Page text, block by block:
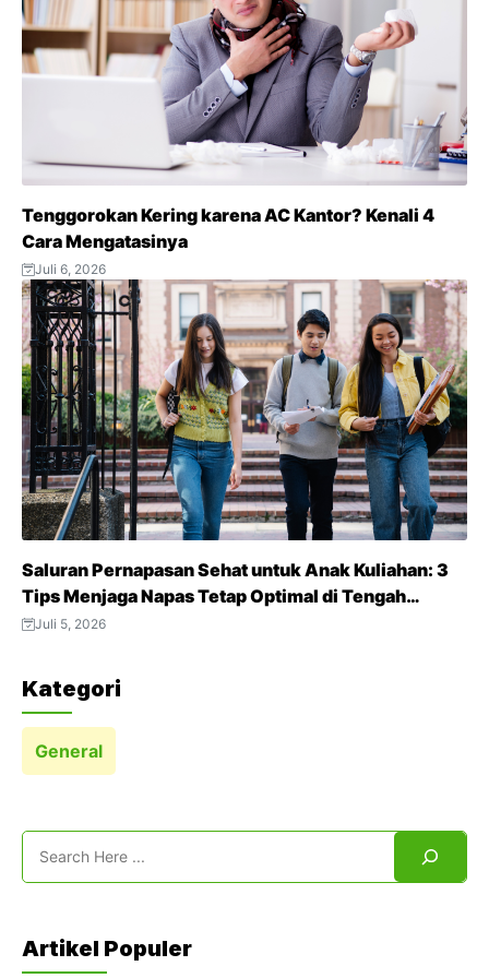
Tenggorokan Kering karena AC Kantor? Kenali 4
Cara Mengatasinya
Juli 6, 2026
Saluran Pernapasan Sehat untuk Anak Kuliahan: 3
Tips Menjaga Napas Tetap Optimal di Tengah
Aktivitas Padat
Juli 5, 2026
Kategori
General
Search
Artikel Populer